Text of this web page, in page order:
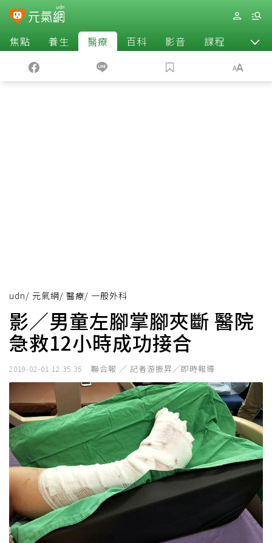
焦點 養生 醫療 百科 影音 課程 退休
udn/ 元氣網/ 醫療/ 一般外科
影／男童左腳掌腳夾斷 醫院
急救12小時成功接合
2019-02-01 12:35:35 聯合報 ／ 記者游振昇╱即時報導